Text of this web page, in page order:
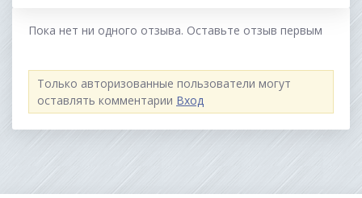
Пока нет ни одного отзыва. Оставьте отзыв первым
Только авторизованные пользователи могут
оставлять комментарии Вход